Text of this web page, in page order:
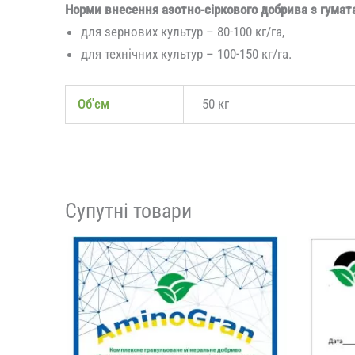
Норми внесення азотно-сіркового добрива з
для зернових культур – 80-100 кг/га,
для технічних культур – 100-150 кг/га.
Об'єм 50 кг
Супутні товари